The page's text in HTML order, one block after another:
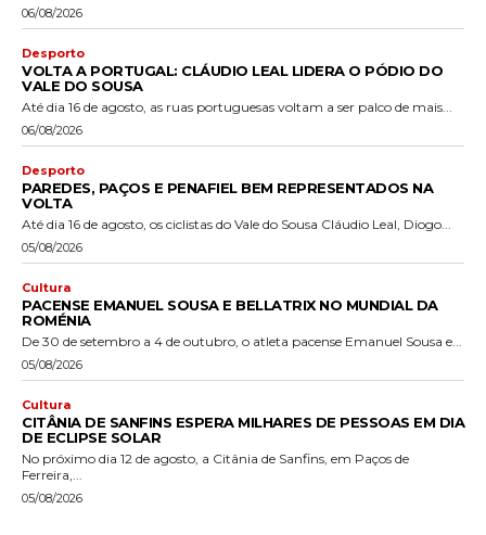
06/08/2026
Desporto
VOLTA A PORTUGAL: CLÁUDIO LEAL LIDERA O PÓDIO DO
VALE DO SOUSA
Até dia 16 de agosto, as ruas portuguesas voltam a ser palco de mais...
06/08/2026
Desporto
PAREDES, PAÇOS E PENAFIEL BEM REPRESENTADOS NA
VOLTA
Até dia 16 de agosto, os ciclistas do Vale do Sousa Cláudio Leal, Diogo...
05/08/2026
Cultura
PACENSE EMANUEL SOUSA E BELLATRIX NO MUNDIAL DA
ROMÉNIA
De 30 de setembro a 4 de outubro, o atleta pacense Emanuel Sousa e...
05/08/2026
Cultura
CITÂNIA DE SANFINS ESPERA MILHARES DE PESSOAS EM DIA
DE ECLIPSE SOLAR
No próximo dia 12 de agosto, a Citânia de Sanfins, em Paços de
Ferreira,...
05/08/2026